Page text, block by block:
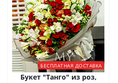
БЕСПЛАТНАЯ ДОСТАВКА
Букет "Танго" из роз,